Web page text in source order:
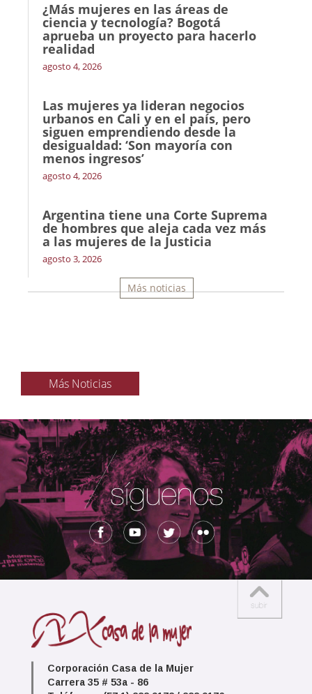
¿Más mujeres en las áreas de
ciencia y tecnología? Bogotá
aprueba un proyecto para hacerlo
realidad
agosto 4, 2026
Las mujeres ya lideran negocios
urbanos en Cali y en el país, pero
siguen emprendiendo desde la
desigualdad: ‘Son mayoría con
menos ingresos’
agosto 4, 2026
Argentina tiene una Corte Suprema
de hombres que aleja cada vez más
a las mujeres de la Justicia
agosto 3, 2026
Más noticias
Más Noticias
Corporación Casa de la Mujer
Carrera 35 # 53a - 86